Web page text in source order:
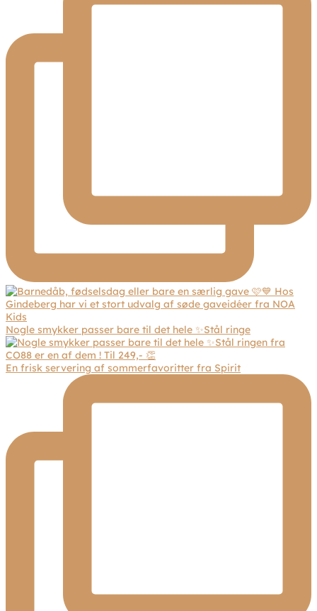
Nogle smykker passer bare til det hele ✨Stål ringe
En frisk servering af sommerfavoritter fra Spirit